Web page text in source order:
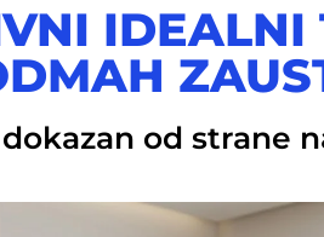
IDEALNI
od strane